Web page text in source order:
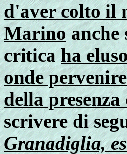
d'aver colto il
Marinoanche
criticaha
onde
della
scrivere di
Granadiglia,